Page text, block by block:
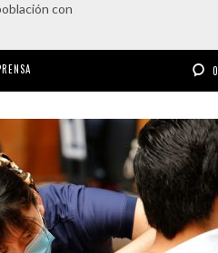
con
0